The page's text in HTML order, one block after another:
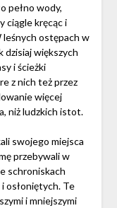
pełno wody,
ciągle kręcąc i
leśnych ostępach w
dzisiaj większych
i ścieżki
z nich też przez
więcej
niż ludzkich istot.
swojego miejsca
przebywali w
schroniskach
osłoniętych. Te
i mniejszymi